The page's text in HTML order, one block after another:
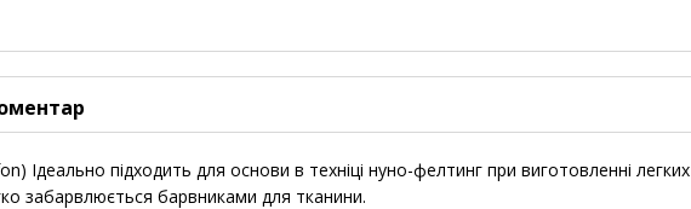
Ідеально підходить для основи в техніці нуно-фелтинг при виготовленні легких
забарвлюється барвниками для тканини.